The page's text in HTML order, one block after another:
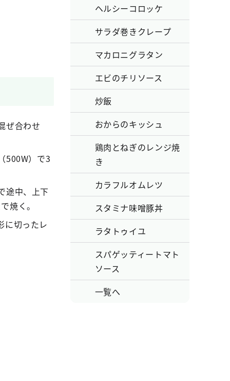
ぜ合わせ
500W）で3
途中、上下
焼く。
に切ったレ
ヘルシーコロッケ
サラダ巻きクレープ
マカロニグラタン
エビのチリソース
炒飯
おからのキッシュ
鶏肉とねぎのレンジ焼
き
カラフルオムレツ
スタミナ味噌豚丼
ラタトゥイユ
スパゲッティートマト
ソース
一覧へ